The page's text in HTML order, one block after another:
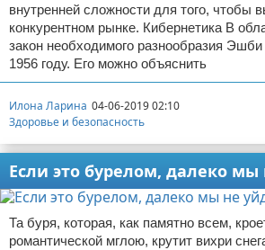
внутренней сложности для того, чтобы
конкурентном рынке. Кибернетика В
закон необходимого разнообразия
1956 году. Его можно объяснить
Илона Ларина 04-06-2019 02:10
Здоровье и безопасность
Если это бурелом, далеко
Та буря, которая, как памятно всем,
романтической мглою, крутит вихри